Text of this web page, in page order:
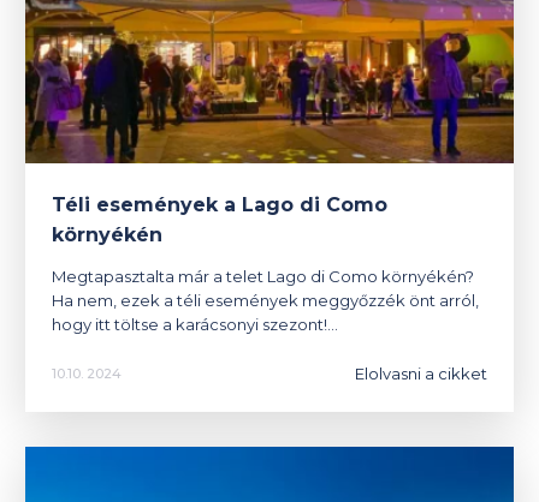
Téli események a Lago di Como
környékén
Megtapasztalta már a telet Lago di Como környékén?
Ha nem, ezek a téli események meggyőzzék önt arról,
hogy itt töltse a karácsonyi szezont!…
10.10. 2024 Elolvasni a cikket